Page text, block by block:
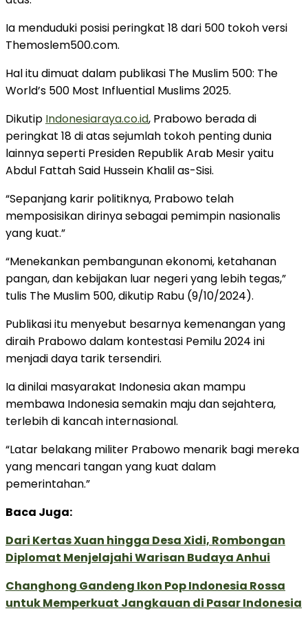
Ia menduduki posisi peringkat 18 dari 500 tokoh versi
Themoslem500.com.
Hal itu dimuat dalam publikasi The Muslim 500: The
World’s 500 Most Influential Muslims 2025.
Dikutip Indonesiaraya.co.id, Prabowo berada di
peringkat 18 di atas sejumlah tokoh penting dunia
lainnya seperti Presiden Republik Arab Mesir yaitu
Abdul Fattah Said Hussein Khalil as-Sisi.
“Sepanjang karir politiknya, Prabowo telah
memposisikan dirinya sebagai pemimpin nasionalis
yang kuat.”
“Menekankan pembangunan ekonomi, ketahanan
pangan, dan kebijakan luar negeri yang lebih tegas,”
tulis The Muslim 500, dikutip Rabu (9/10/2024).
Publikasi itu menyebut besarnya kemenangan yang
diraih Prabowo dalam kontestasi Pemilu 2024 ini
menjadi daya tarik tersendiri.
Ia dinilai masyarakat Indonesia akan mampu
membawa Indonesia semakin maju dan sejahtera,
terlebih di kancah internasional.
“Latar belakang militer Prabowo menarik bagi mereka
yang mencari tangan yang kuat dalam
pemerintahan.”
Baca Juga:
Dari Kertas Xuan hingga Desa Xidi, Rombongan
Diplomat Menjelajahi Warisan Budaya Anhui
Changhong Gandeng Ikon Pop Indonesia Rossa
untuk Memperkuat Jangkauan di Pasar Indonesia